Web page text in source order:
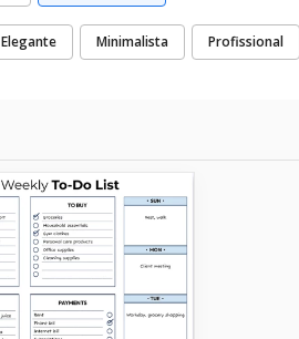
Elegante Minimalista Profissional